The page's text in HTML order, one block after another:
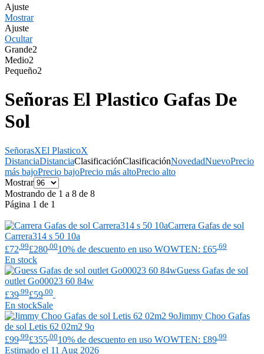
Ajuste
Mostrar
Ajuste
Ocultar
Grande2
Medio2
Pequeño2
Señoras El Plastico Gafas De
Sol
SeñorasXEl PlasticoX
DistanciaDistanciaClasificaciónClasificaciónNovedadNuevoPrecio
más bajoPrecio bajoPrecio más altoPrecio alto
Mostrar
Mostrando de 1 a 8 de 8
Página 1 de 1
Carrera Gafas de sol
Carrera314 s 50 10a
£72 .99£280 .0010% de descuento en uso WOWTEN: £65 .69
En stock
Guess Gafas de sol
outlet Go00023 60 84w
£39 .99£59 .00
En stockSale
Jimmy Choo Gafas
de sol Letis 62 02m2 9o
£99 .99£355 .0010% de descuento en uso WOWTEN: £89 .99
Estimado el 11 Aug 2026